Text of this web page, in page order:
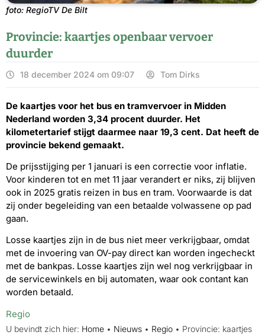
foto: RegioTV De Bilt
Provincie: kaartjes openbaar vervoer
duurder
18 december 2024 om 09:07 Tom Dirks
De kaartjes voor het bus en tramvervoer in Midden
Nederland worden 3,34 procent duurder. Het
kilometertarief stijgt daarmee naar 19,3 cent. Dat heeft de
provincie bekend gemaakt.
De prijsstijging per 1 januari is een correctie voor inflatie.
Voor kinderen tot en met 11 jaar verandert er niks, zij blijven
ook in 2025 gratis reizen in bus en tram. Voorwaarde is dat
zij onder begeleiding van een betaalde volwassene op pad
gaan.
Losse kaartjes zijn in de bus niet meer verkrijgbaar, omdat
met de invoering van OV-pay direct kan worden ingecheckt
met de bankpas. Losse kaartjes zijn wel nog verkrijgbaar in
de servicewinkels en bij automaten, waar ook contant kan
worden betaald.
Regio
U bevindt zich hier: Home • Nieuws • Regio • Provincie: kaartjes